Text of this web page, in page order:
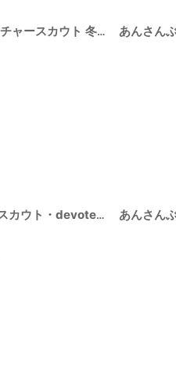
あんさんぶるスターズ！！ あんスタ フィーチャースカウト 冬芽編 導く夢世界 花群冬芽 ユメ コスプレ衣装
あんさんぶるスターズ！！あんスタ クロススカウト・devoted to you／IDEAL 大神晃牙 紫之創 風早巽 コスプレ衣装